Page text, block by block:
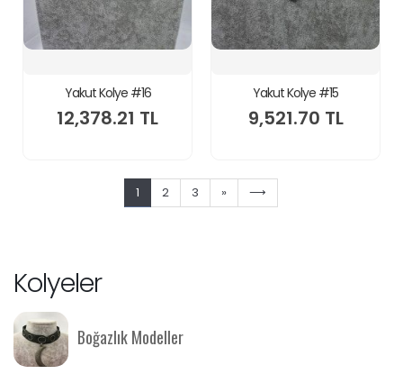
Yakut Kolye #16
12,378.21 TL
Yakut Kolye #15
9,521.70 TL
1 2 3 » ⟶
Kolyeler
Boğazlık Modeller